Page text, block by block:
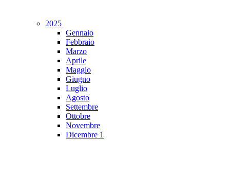
2025
Gennaio
Febbraio
Marzo
Aprile
Maggio
Giugno
Luglio
Agosto
Settembre
Ottobre
Novembre
Dicembre 1